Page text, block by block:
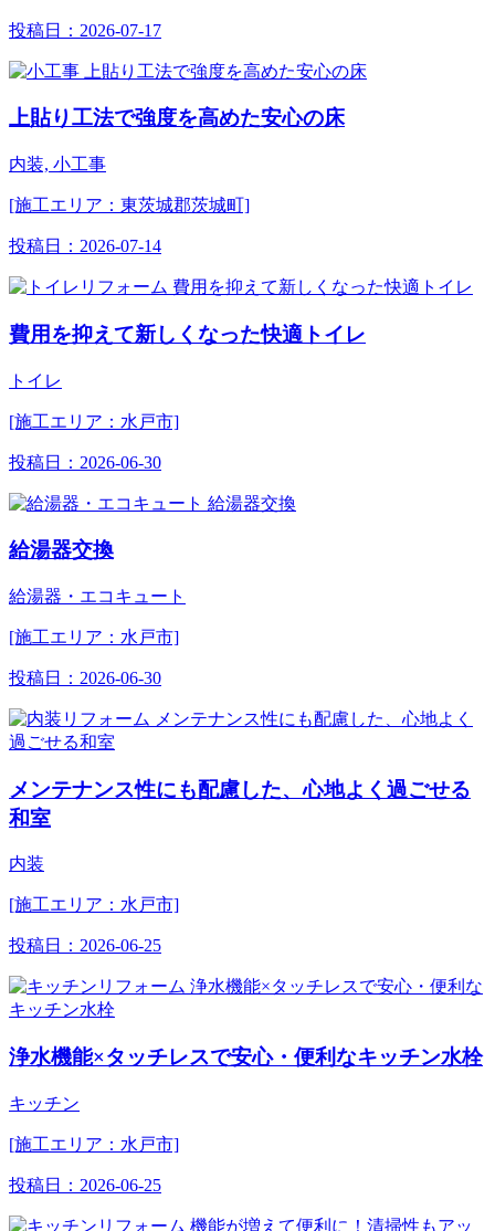
投稿日： 2026-07-17
上貼り工法で強度を高めた安心の床
内装, 小工事
[施工エリア：東茨城郡茨城町]
投稿日： 2026-07-14
費用を抑えて新しくなった快適トイレ
トイレ
[施工エリア：水戸市]
投稿日： 2026-06-30
給湯器交換
給湯器・エコキュート
[施工エリア：水戸市]
投稿日： 2026-06-30
メンテナンス性にも配慮した、心地よく過ごせる
和室
内装
[施工エリア：水戸市]
投稿日： 2026-06-25
浄水機能×タッチレスで安心・便利なキッチン水栓
キッチン
[施工エリア：水戸市]
投稿日： 2026-06-25